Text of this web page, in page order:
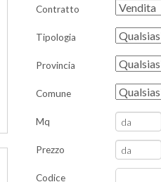
Contratto
Tipologia
Provincia
Comune
Mq
Prezzo
Codice